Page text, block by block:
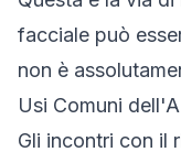
facciale può
non è
Usi Comuni
Gli incontri con il